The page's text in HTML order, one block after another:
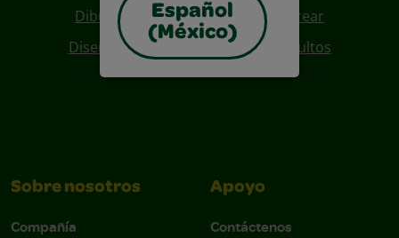
Español
(México)
Dibujos De Personajes Para Colorear
Diseños Para Coloreables Para Adultos
Sobre nosotros
Compañía
Apoyo
Contáctenos